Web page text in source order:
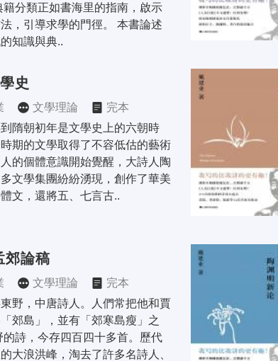
籍分類正如書海里的指南，啟示
，引導求學的門徑。 本書論述
知識與典..
史
文學理論
完本
隋朝初年是文學史上的六朝時
期的文學取得了不容低估的藝術
的個體意識開始覺醒，大詩人陶
文學集團紛紛湧現，創作了華美
文，還將五、七言古..
郊論稿
文學理論
完本
野，中唐詩人。人們常把他和賈
郊島」，並有「郊寒島瘦」之
的詩，今存四百四十多首。歷代
大浪洪峰，淘去了許多名詩人、